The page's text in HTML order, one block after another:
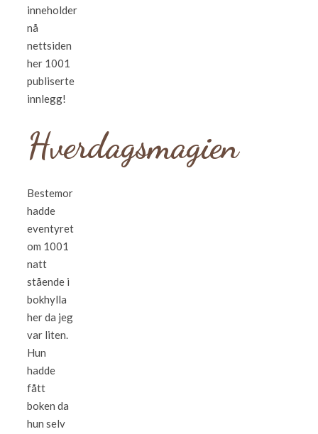
inneholder
nå
nettsiden
her 1001
publiserte
innlegg!
Hverdagsmagien
Bestemor
hadde
eventyret
om 1001
natt
stående i
bokhylla
her da jeg
var liten.
Hun
hadde
fått
boken da
hun selv